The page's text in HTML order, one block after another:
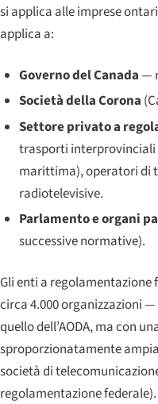
si applica alle imprese
applica a:
Governo del Canada—
Società della Corona
Settore privato a
trasporti interprovinciali
marittima), operatori di
radiotelevisive.
Parlamento e organi
successive normative).
Gli enti a
circa 4.000 organizzazioni
quello dell’AODA, ma con
sproporzionatamente
società di
regolamentazione federale).